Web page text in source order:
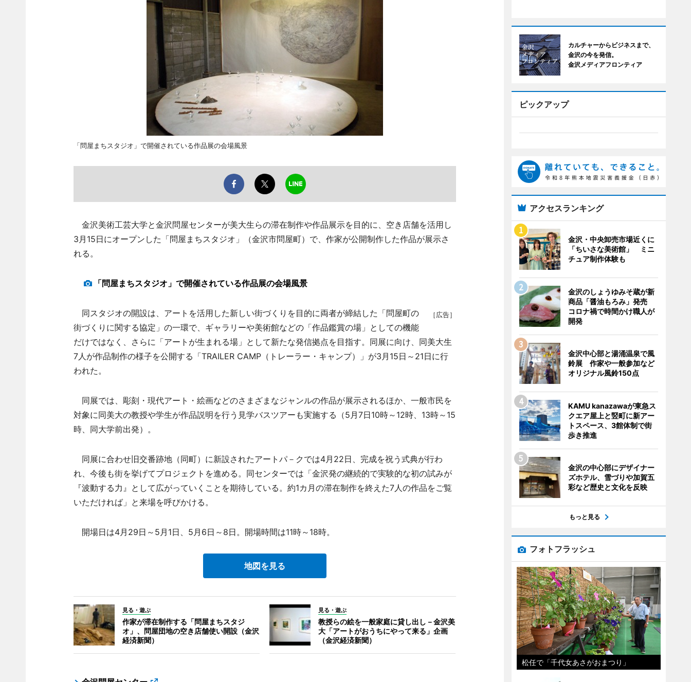
「問屋まちスタジオ」で開催されている作品展の会場風景
金沢美術工芸大学と金沢問屋センターが美大生らの滞在制作や作品展示を目的に、空き店舗を活用し
3月15日にオープンした「問屋まちスタジオ」（金沢市問屋町）で、作家が公開制作した作品が展示さ
れる。
「問屋まちスタジオ」で開催されている作品展の会場風景
［広告］
同スタジオの開設は、アートを活用した新しい街づくりを目的に両者が締結した「問屋町の
街づくりに関する協定」の一環で、ギャラリーや美術館などの「作品鑑賞の場」としての機能
だけではなく、さらに「アートが生まれる場」として新たな発信拠点を目指す。同展に向け、同美大生
7人が作品制作の様子を公開する「TRAILER CAMP（トレーラー・キャンプ）」が3月15日～21日に行
われた。
同展では、彫刻・現代アート・絵画などのさまざまなジャンルの作品が展示されるほか、一般市民を
対象に同美大の教授や学生が作品説明を行う見学バスツアーも実施する（5月7日10時～12時、13時～15
時、同大学前出発）。
同展に合わせ旧交番跡地（同町）に新設されたアートパ－クでは4月22日、完成を祝う式典が行わ
れ、今後も街を挙げてプロジェクトを進める。同センターでは「金沢発の継続的で実験的な初の試みが
『波動する力』として広がっていくことを期待している。約1カ月の滞在制作を終えた7人の作品をご覧
いただければ」と来場を呼びかける。
開場日は4月29日～5月1日、5月6日～8日。開場時間は11時～18時。
地図を見る
見る・遊ぶ
作家が滞在制作する「問屋まちスタジ
オ」、問屋団地の空き店舗使い開設（金沢
経済新聞）
見る・遊ぶ
教授らの絵を一般家庭に貸し出し－金沢美
大「アートがおうちにやって来る」企画
（金沢経済新聞）
カルチャーからビジネスまで、
金沢の今を発信。
金沢メディアフロンティア
ピックアップ
アクセスランキング
金沢・中央卸売市場近くに
「ちいさな美術館」 ミニ
チュア制作体験も
金沢のしょうゆみそ蔵が新
商品「醤油もろみ」発売
コロナ禍で時間かけ職人が
開発
金沢中心部と湯涌温泉で風
鈴展 作家や一般参加など
オリジナル風鈴150点
KAMU kanazawaが東急ス
クエア屋上と竪町に新アー
トスペース、3館体制で街
歩き推進
金沢の中心部にデザイナー
ズホテル、雪づりや加賀五
彩など歴史と文化を反映
もっと見る
フォトフラッシュ
松任で「千代女あさがおまつり」